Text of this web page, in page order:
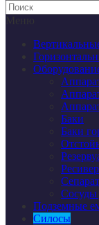
Баки
Баки
Сосуды
Подземные
Силосы